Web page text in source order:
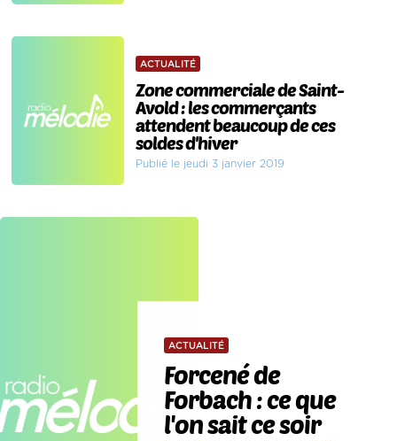
ACTUALITÉ
Zone commerciale de Saint-
Avold : les commerçants
attendent beaucoup de ces
soldes d'hiver
Publié le jeudi 3 janvier 2019
ACTUALITÉ
Forcené de
Forbach : ce que
l'on sait ce soir